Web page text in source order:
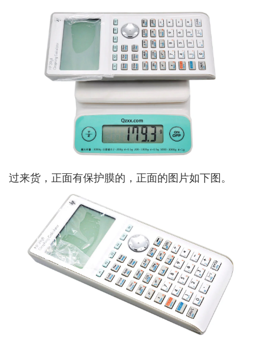
过来货，正面有保护膜的，正面的图片如下图。